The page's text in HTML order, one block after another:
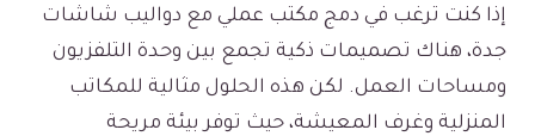
إذا كنت ترغب في دمج مكتب عملي مع دواليب شاشات
جدة، هناك تصميمات ذكية تجمع بين وحدة التلفزيون
ومساحات العمل. لكن هذه الحلول مثالية للمكاتب
المنزلية وغرف المعيشة، حيث توفر بيئة مريحة